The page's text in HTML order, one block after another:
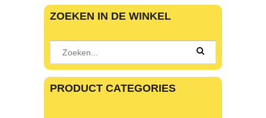
ZOEKEN IN DE WINKEL
PRODUCT CATEGORIES